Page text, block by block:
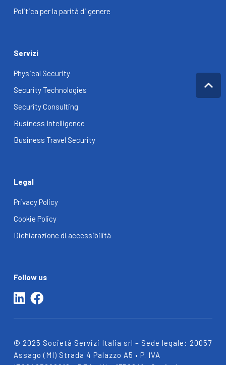
Politica per la parità di genere
Servizi
Physical Security
Security Technologies
Security Consulting
Business Intelligence
Business Travel Security
Legal
Privacy Policy
Cookie Policy
Dichiarazione di accessibilità
Follow us
© 2025 Società Servizi Italia srl – Sede legale: 20057
Assago (MI) Strada 4 Palazzo A5 • P. IVA